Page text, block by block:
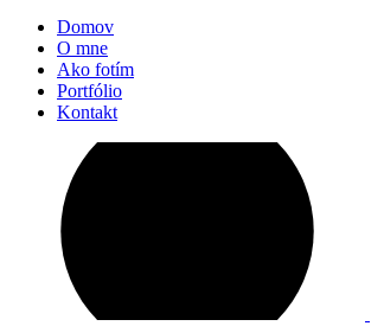
Domov
O mne
Ako fotím
Portfólio
Kontakt